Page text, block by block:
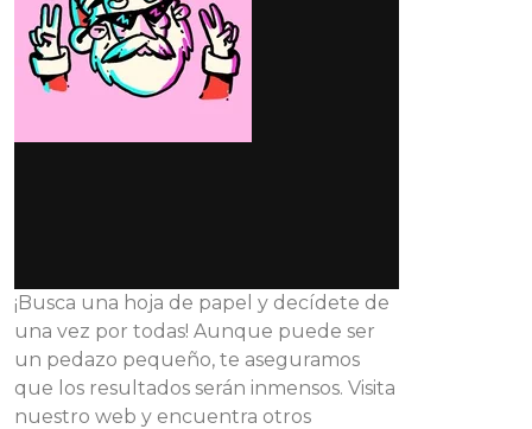
¡Busca una hoja de papel y decídete de
una vez por todas! Aunque puede ser
un pedazo pequeño, te aseguramos
que los resultados serán inmensos. Visita
nuestro web y encuentra otros